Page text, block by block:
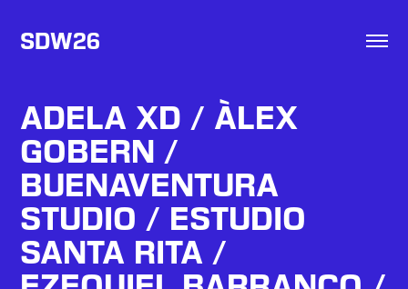
SDW26
ADELA XD / ÀLEX
GOBERN /
BUENAVENTURA
STUDIO / ESTUDIO
SANTA RITA /